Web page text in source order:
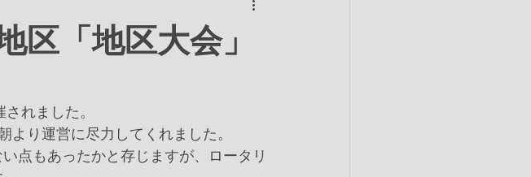
2025-26年度
区「地区大会」
れました。
り運営に尽力してくれました。
点もあったかと存じますが、ロータリ